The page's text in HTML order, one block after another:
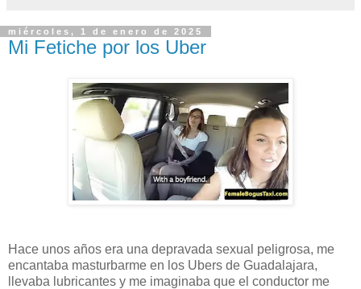
miércoles, 1 de enero de 2025
Mi Fetiche por los Uber
Hace unos años era una depravada sexual peligrosa, me
encantaba masturbarme en los Ubers de Guadalajara,
llevaba lubricantes y me imaginaba que el conductor me